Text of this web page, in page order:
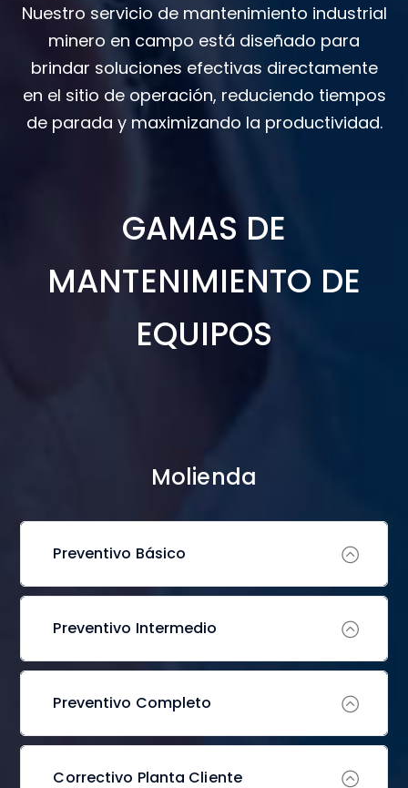
Nuestro servicio de mantenimiento industrial
minero en campo está diseñado para
brindar soluciones efectivas directamente
en el sitio de operación, reduciendo tiempos
de parada y maximizando la productividad.
GAMAS DE
MANTENIMIENTO DE
EQUIPOS
Molienda
Preventivo Básico
Preventivo Intermedio
Preventivo Completo
Correctivo Planta Cliente